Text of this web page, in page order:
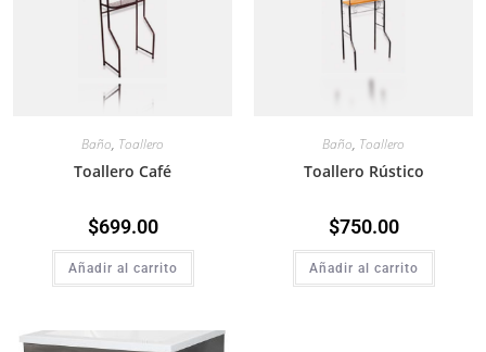
Baño, Toallero
Toallero Café
$699.00
Añadir al carrito
Baño, Toallero
Toallero Rústico
$750.00
Añadir al carrito